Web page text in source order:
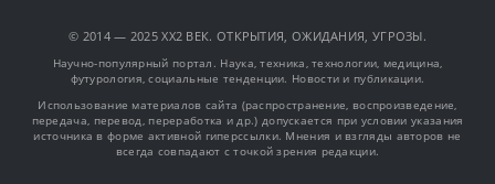
© 2014 — 2025 XX2 ВЕК. ОТКРЫТИЯ, ОЖИДАНИЯ, УГРОЗЫ.
Научно-популярный портал. Наука, техника, технологии, медицина,
футурология, социальные тенденции. Новости и публикации.
Использование материалов сайта (распространение, воспроизведение,
передача, перевод, переработка и др.) допускается при условии указания
источника в форме активной гиперссылки. Мнения и взгляды авторов не
всегда совпадают с точкой зрения редакции.